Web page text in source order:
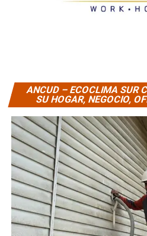
ANCUD – ECOCLIMA SUR
SU HOGAR, NEGOCIO,